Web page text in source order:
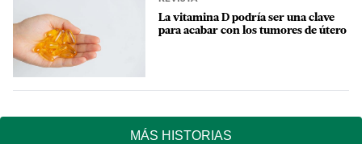
La vitamina D podría ser una clave
para acabar con los tumores de útero
MÁS HISTORIAS